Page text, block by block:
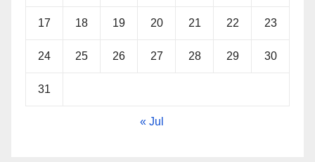
17 18 19 20 21 22 23
24 25 26 27 28 29 30
31
« Jul